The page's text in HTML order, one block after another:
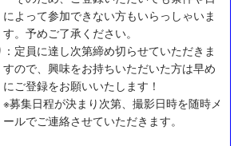
によって参加できない方もいらっしゃいま
す。予めご了承ください。
：定員に達し次第締め切らせていただきま
すので、興味をお持ちいただいた方は早め
にご登録をお願いいたします！
※募集日程が決まり次第、撮影日時を随時メ
ールでご連絡させていただきます。